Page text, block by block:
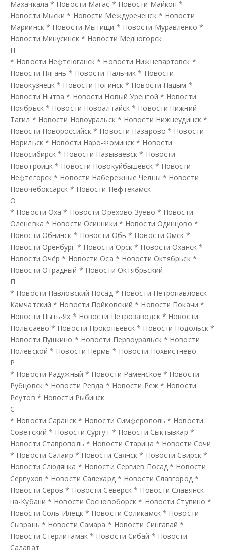
Махачкала * Новости Магас * Новости Майкоп *
Новости Мыски * Новости Междуреченск * Новости
Мариинск * Новости Мытищи * Новости Муравленко *
Новости Минусинск * Новости Медногорск
Н
* Новости Нефтеюганск * Новости Нижневартовск *
Новости Нягань * Новости Нальчик * Новости
Новокузнецк * Новости Ногинск * Новости Надым *
Новости Нытва * Новости Новый Уренгой * Новости
Ноябрьск * Новости Новоалтайск * Новости Нижний
Тагил * Новости Новоуральск * Новости Нижнеудинск *
Новости Новороссийск * Новости Назарово * Новости
Норильск * Новости Наро-Фоминск * Новости
Новосибирск * Новости Называевск * Новости
Новотроицк * Новости Новокуйбышевск * Новости
Нефтегорск * Новости Набережные Челны * Новости
Новочебоксарск * Новости Нефтекамск
О
* Новости Оха * Новости Орехово-Зуево * Новости
Оленевка * Новости Осинники * Новости Одинцово *
Новости Обнинск * Новости Обь * Новости Омск *
Новости Оренбург * Новости Орск * Новости Оханск *
Новости Очёр * Новости Оса * Новости Октябрьск *
Новости Отрадный * Новости Октябрьский
П
* Новости Павловский Посад * Новости Петропавловск-
Камчатский * Новости Пойковский * Новости Покачи *
Новости Пыть-Ях * Новости Петрозаводск * Новости
Полысаево * Новости Прокопьевск * Новости Подольск *
Новости Пушкино * Новости Первоуральск * Новости
Полевской * Новости Пермь * Новости Похвистнево
Р
* Новости Радужный * Новости Раменское * Новости
Рубцовск * Новости Ревда * Новости Реж * Новости
Реутов * Новости Рыбинск
С
* Новости Саранск * Новости Симферополь * Новости
Советский * Новости Сургут * Новости Сыктывкар *
Новости Ставрополь * Новости Старица * Новости Сочи
* Новости Салаир * Новости Саянск * Новости Свирск *
Новости Слюдянка * Новости Сергиев Посад * Новости
Серпухов * Новости Салехард * Новости Славгород *
Новости Серов * Новости Северск * Новости Славянск-
на-Кубани * Новости Сосновоборск * Новости Ступино *
Новости Соль-Илецк * Новости Соликамск * Новости
Сызрань * Новости Самара * Новости Сингапай *
Новости Стерлитамак * Новости Сибай * Новости
Салават